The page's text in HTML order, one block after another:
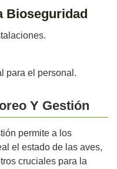
Bioseguridad
para el personal.
Y Gestión
permite a los
el estado de las aves,
cruciales para la